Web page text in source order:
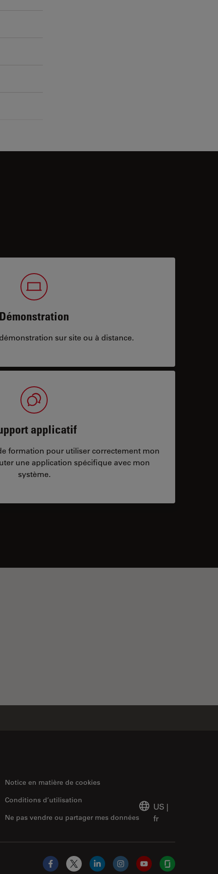
Démonstration
sur site ou à distance.
applicatif
formation pour utiliser correctement mon
une application spécifique avec mon
système.
Notice en matière de cookies
Ne pas vendre ou partager mes données
Conditions d’utilisation
US |
fr
Facebook
X LinkedInInstagramYouTubeGlassdoor